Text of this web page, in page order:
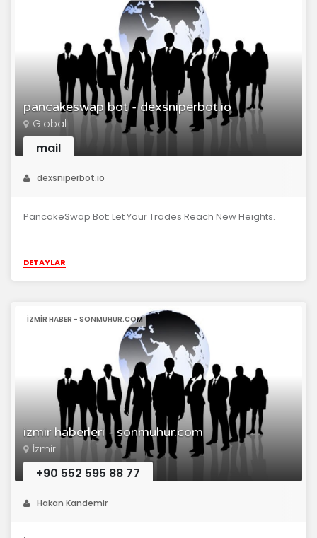
pancakeswap bot - dexsniperbot.io
Global
mail
dexsniperbot.io
PancakeSwap Bot: Let Your Trades Reach New Heights.
DETAYLAR
izmir haberleri - sonmuhur.com
IZMIR HABER - SONMUHUR.COM
İzmir
+90 552 595 88 77
Hakan Kandemir